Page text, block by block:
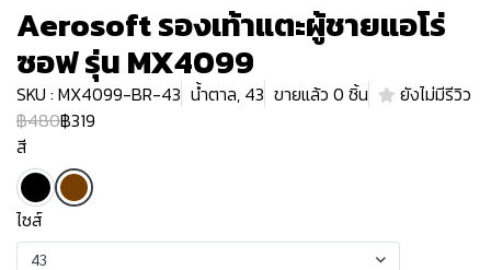
Aerosoft รองเท้าแตะผู้ชายแอโร่
ซอฟ รุ่น MX4099
SKU : MX4099-BR-43 น้ำตาล, 43 ขายแล้ว 0 ชิ้น
ยังไม่มีรีวิว
฿480฿319
สี
ไซส์
43